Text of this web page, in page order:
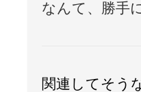
なんて、勝手
関連してそう